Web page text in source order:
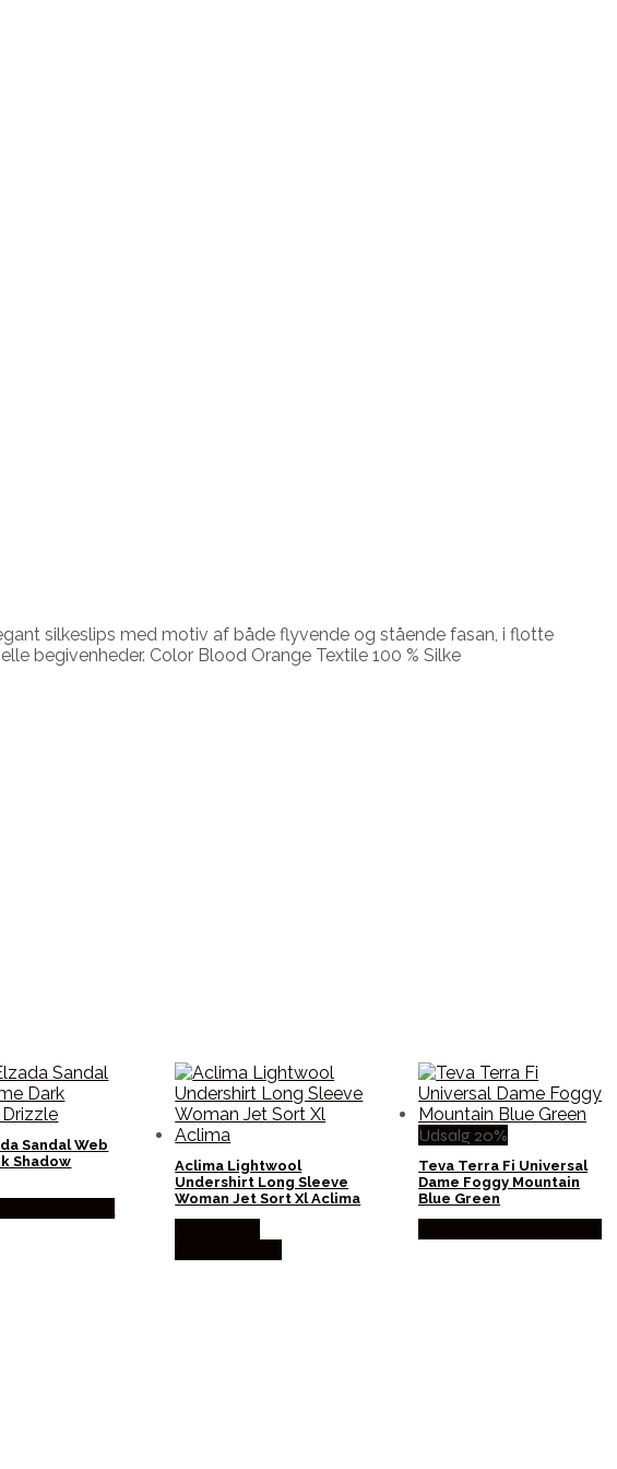
silkeslips med motiv af både flyvende og stående fasan, i flotte
begivenheder. Color Blood Orange Textile 100 % Silke
Sandal Web
Shadow
Aclima Lightwool
Undershirt Long Sleeve
Woman Jet Sort Xl Aclima
Udsalg 20%
Teva Terra Fi Universal
Dame Foggy Mountain
Blue Green